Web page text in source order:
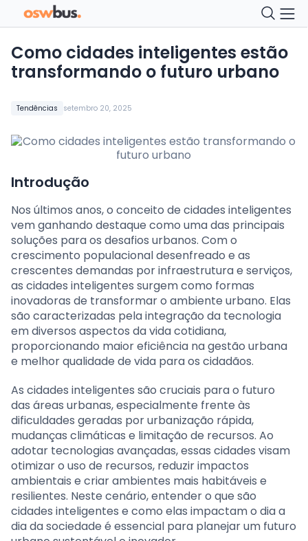
Tendências setembro 20, 2025
Como cidades inteligentes estão
transformando o futuro urbano
Introdução
Nos últimos anos, o conceito de cidades inteligentes
vem ganhando destaque como uma das principais
soluções para os desafios urbanos. Com o
crescimento populacional desenfreado e as
crescentes demandas por infraestrutura e serviços,
as cidades inteligentes surgem como formas
inovadoras de transformar o ambiente urbano. Elas
são caracterizadas pela integração da tecnologia
em diversos aspectos da vida cotidiana,
proporcionando maior eficiência na gestão urbana
e melhor qualidade de vida para os cidadãos.
As cidades inteligentes são cruciais para o futuro
das áreas urbanas, especialmente frente às
dificuldades geradas por urbanização rápida,
mudanças climáticas e limitação de recursos. Ao
adotar tecnologias avançadas, essas cidades visam
otimizar o uso de recursos, reduzir impactos
ambientais e criar ambientes mais habitáveis e
resilientes. Neste cenário, entender o que são
cidades inteligentes e como elas impactam o dia a
dia da sociedade é essencial para planejar um futuro